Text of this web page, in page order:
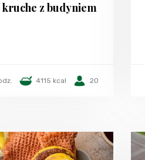
kruche z budyniem
4115 kcal 20